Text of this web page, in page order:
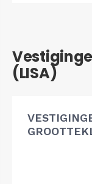
(LISA)